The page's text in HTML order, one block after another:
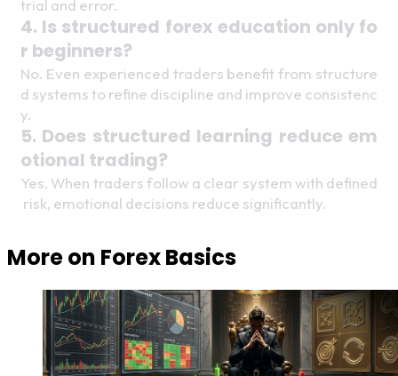
trial and error.
4. Is structured forex education only fo
r beginners?
No. Even experienced traders benefit from structure
d systems to refine discipline and improve consistenc
y.
5. Does structured learning reduce em
otional trading?
Yes. When traders follow a clear system with defined
risk, emotional decisions reduce significantly.
More on Forex Basics